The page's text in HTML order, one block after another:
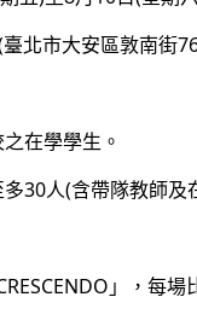
北市大安區敦南街
在學學生。
人(含帶隊教師及
」，每場